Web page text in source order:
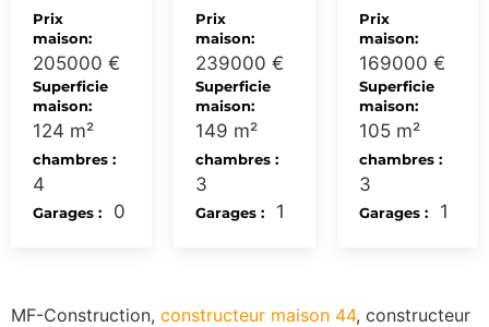
Prix
maison:
205000 €
Superficie
maison:
124 m²
chambres :
4
Garages : 0
Prix
maison:
239000 €
Superficie
maison:
149 m²
chambres :
3
Garages : 1
Prix
maison:
169000 €
Superficie
maison:
105 m²
chambres :
3
Garages : 1
MF-Construction, constructeur maison 44, constructeur